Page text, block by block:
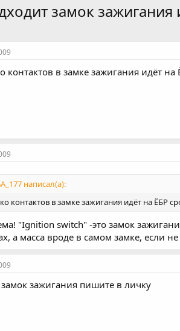
замок
контактов в замке зажигания идёт
написал(а):
контактов в замке зажигания идёт на ЁБР
"Ignition switch" -это замок
а масса вроде в самом замке, если
зажигания пишите в личку